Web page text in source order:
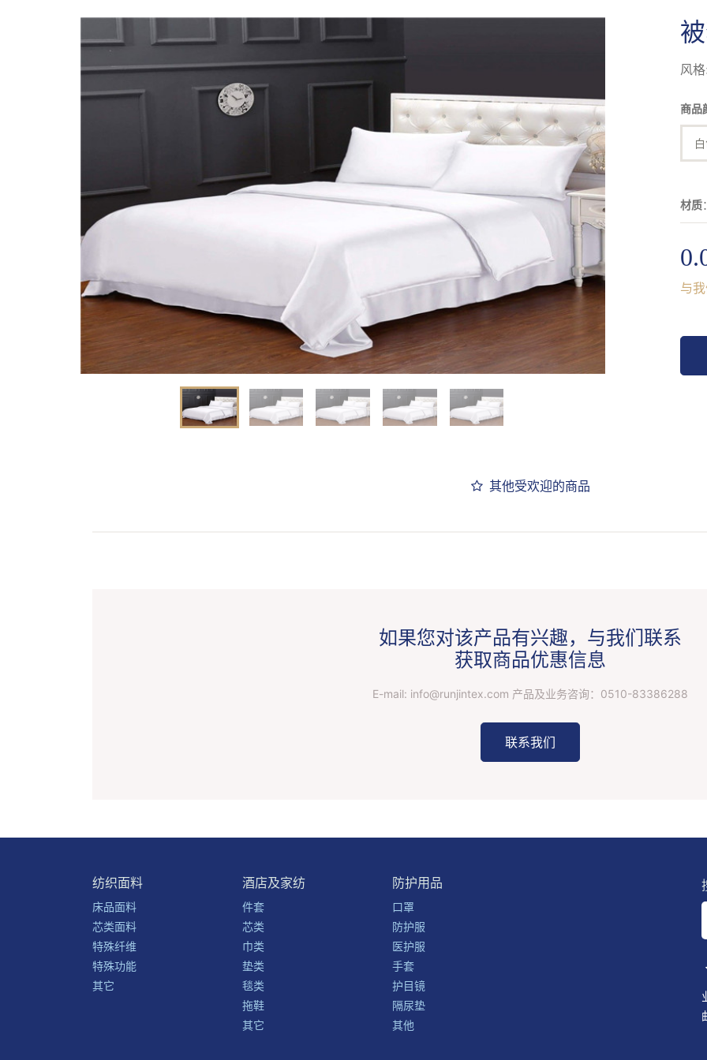
风
商品
材质：
与
其他受欢迎的商品
如果您对该产品有兴趣，与我们联系
获取商品优惠信息
E-mail: info@runjintex.com 产品及业务咨询： 0510-83386288
联系我们
纺织面料
床品面料
芯类面料
特殊纤维
特殊功能
其它
酒店及家纺
件套
芯类
巾类
垫类
毯类
拖鞋
其它
防护用品
口罩
防护服
医护服
手套
护目镜
隔尿垫
其他